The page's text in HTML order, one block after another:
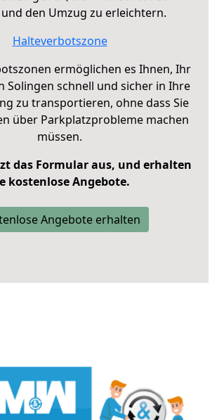
den Umzug zu erleichtern.
Halteverbotszone
ermöglichen es Ihnen, Ihr
Solingen schnell und sicher in Ihre
zu transportieren, ohne dass Sie
über Parkplatzprobleme machen
müssen.
das Formular aus, und erhalten
kostenlose Angebote.
Angebote erhalten